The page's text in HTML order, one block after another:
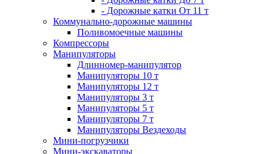
- Дорожные катки От 11 т
Коммунально-дорожные машины
Поливомоечные машины
Компрессоры
Манипуляторы
Длинномер-манипулятор
Манипуляторы 10 т
Манипуляторы 12 т
Манипуляторы 3 т
Манипуляторы 5 т
Манипуляторы 7 т
Манипуляторы Вездеходы
Мини-погрузчики
Мини-экскаваторы